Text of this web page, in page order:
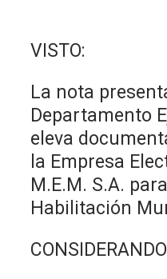
VISTO:
La nota
Departamento
eleva
la Empresa
M.E.M. S.A.
Habilitación